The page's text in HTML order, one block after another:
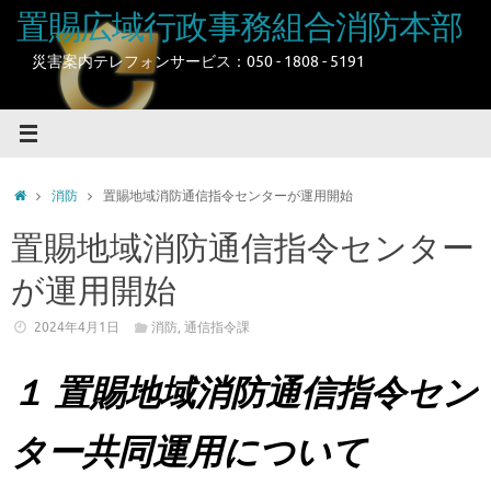
ツ
置賜広域行政事務組合消防本部
災害案内テレフォンサービス：050 - 1808 - 5191
ホ
ム
消防 置賜地域消防通信指令センターが運用開始
置賜地域消防通信指令センター
が運用開始
2024年4月1日 消防,通信指令課
１ 置賜地域消防通信指令セン
ター共同運用について